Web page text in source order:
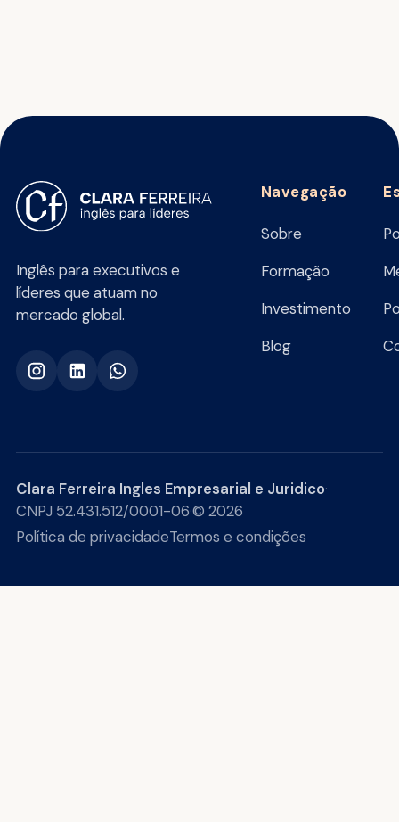
Inglês para executivos e
líderes que atuam no
mercado global.
Navegação
Sobre
Formação
Investimento
Blog
Clara Ferreira Ingles Empresarial e Juridico·
CNPJ 52.431.512/0001-06·© 2026
Política de privacidadeTermos e condições